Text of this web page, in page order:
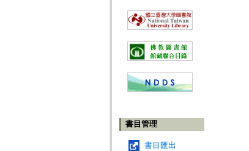
書目管理
書目匯出